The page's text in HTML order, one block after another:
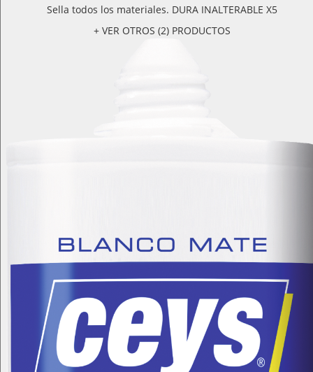
Sella todos los materiales. DURA INALTERABLE X5
+ VER OTROS (2) PRODUCTOS